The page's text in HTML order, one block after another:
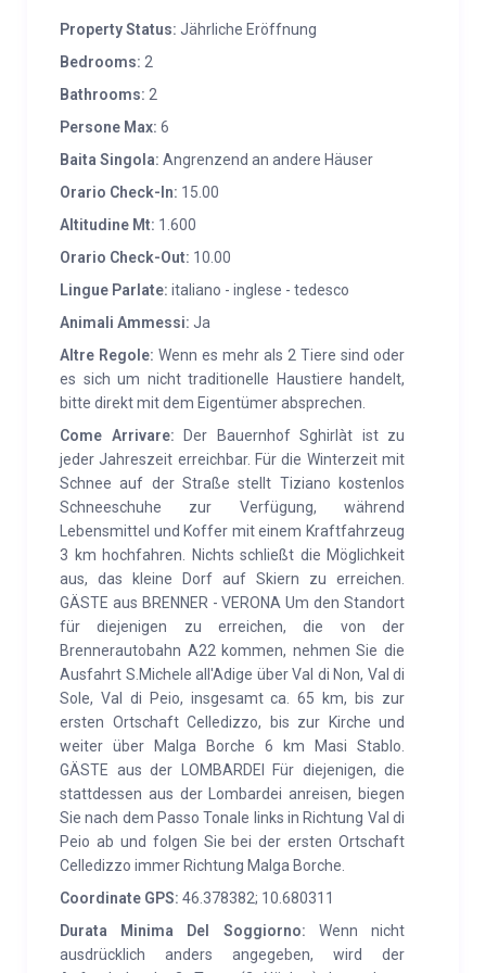
1830 cosi come alcuni mobili, dotato di barbecue,
giardino e posto auto riservato sia presso i masi che
nella parte alta del bosco che circonda l’intero piccolo
SERVIZI:1.Luce elettrica della rete. 2. Legna a vostro
piacere. 3. Pulizie iniziali e finali. 4. Biancheria camera
e bagno, con cambio settimanale. 5. Impianto a gas
per riscaldamento e acqua calda (escluso solo
fonte riservata ai masi e controllata annualmente. 7.
Parcheggio nel bosco vicino, dista solo 100 m 8. 4
fuochi a induzione utilizzo del barbecue esterno 9.
Utilizzo dell’orto in comune con altri masi 10. Imposte
da normativa di accoglienza da giugno 2023 è
possibile collegarsi al sistema WI-FI gratuito.
Property Status: Jährliche Eröffnung
Bedrooms: 2
Bathrooms: 2
Persone Max: 6
Baita Singola: Angrenzend an andere Häuser
Orario Check-In: 15.00
Altitudine Mt: 1.600
Orario Check-Out: 10.00
Lingue Parlate: italiano - inglese - tedesco
Animali Ammessi: Ja
Altre Regole: Wenn es mehr als 2 Tiere sind oder
es sich um nicht traditionelle Haustiere handelt,
bitte direkt mit dem Eigentümer absprechen.
Come Arrivare: Der Bauernhof Sghirlàt ist zu
jeder Jahreszeit erreichbar. Für die Winterzeit mit
Schnee auf der Straße stellt Tiziano kostenlos
Schneeschuhe zur Verfügung, während
Lebensmittel und Koffer mit einem Kraftfahrzeug
3 km hochfahren. Nichts schließt die Möglichkeit
aus, das kleine Dorf auf Skiern zu erreichen.
GÄSTE aus BRENNER - VERONA Um den Standort
für diejenigen zu erreichen, die von der
Brennerautobahn A22 kommen, nehmen Sie die
Ausfahrt S.Michele all'Adige über Val di Non, Val di
Sole, Val di Peio, insgesamt ca. 65 km, bis zur
ersten Ortschaft Celledizzo, bis zur Kirche und
weiter über Malga Borche 6 km Masi Stablo.
GÄSTE aus der LOMBARDEI Für diejenigen, die
stattdessen aus der Lombardei anreisen, biegen
Sie nach dem Passo Tonale links in Richtung Val di
Peio ab und folgen Sie bei der ersten Ortschaft
Celledizzo immer Richtung Malga Borche.
Coordinate GPS: 46.378382; 10.680311
Durata Minima Del Soggiorno: Wenn nicht
ausdrücklich anders angegeben, wird der